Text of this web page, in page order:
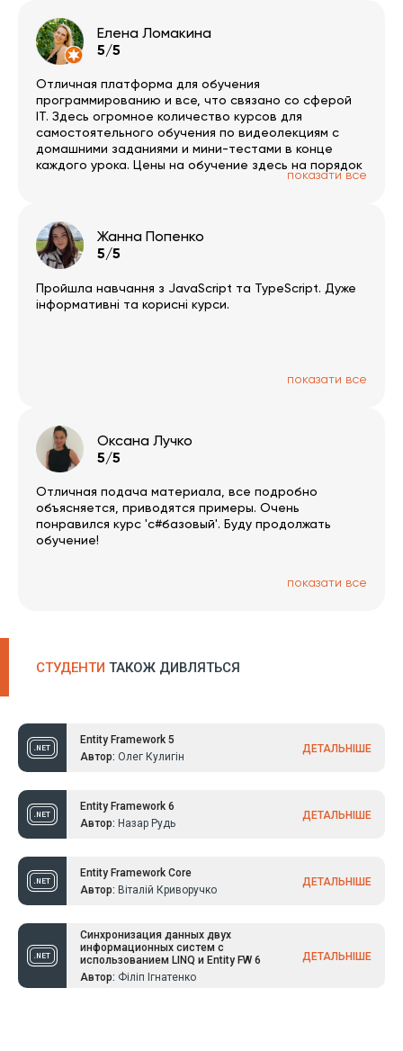
Елена Ломакина
5/5
Отличная платформа для обучения
программированию и все, что связано со сферой
IT. Здесь огромное количество курсов для
самостоятельного обучения по видеолекциям с
домашними заданиями и мини-тестами в конце
каждого урока. Цены на обучение здесь на порядок
ниже, чем в оффлане и учиться можно спокойно в
преподавателем, хотя этот вид обучения я еще не
пробовала. Отдельно хочу отметить
преподавателя Дмитрий Охрименко, который очень
картинках, и на примерах (курсы Javascript). Кстати
обновленный курс Javascript Starter был 10 дней
показати все
Жанна Попенко
5/5
Пройшла навчання з JavaScript та TypeScript. Дуже
інформативні та корисні курси.
показати все
Оксана Лучко
5/5
Отличная подача материала, все подробно
объясняется, приводятся примеры. Очень
понравился курс 'c#базовый'. Буду продолжать
обучение!
показати все
СТУДЕНТИ ТАКОЖ ДИВЛЯТЬСЯ
Entity Framework 5
Автор: Олег Кулигін
ДЕТАЛЬНІШЕ
Entity Framework 6
Автор: Назар Рудь
ДЕТАЛЬНІШЕ
Entity Framework Core
Автор: Віталій Криворучко
ДЕТАЛЬНІШЕ
Синхронизация данных двух
информационных систем с
использованием LINQ и Entity FW 6
Автор: Філіп Ігнатенко
ДЕТАЛЬНІШЕ